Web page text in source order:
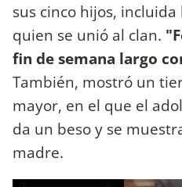
sus cinco hijos,
quien se unió al clan.
fin de semana largo
También, mostró un
mayor, en el que el
da un beso y se
madre.